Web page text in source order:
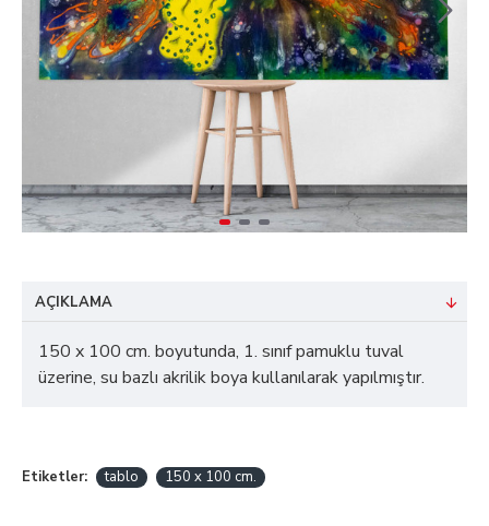
AÇIKLAMA
150 x 100 cm. boyutunda, 1. sınıf pamuklu tuval
üzerine, su bazlı akrilik boya kullanılarak yapılmıştır.
Etiketler: tablo 150 x 100 cm.